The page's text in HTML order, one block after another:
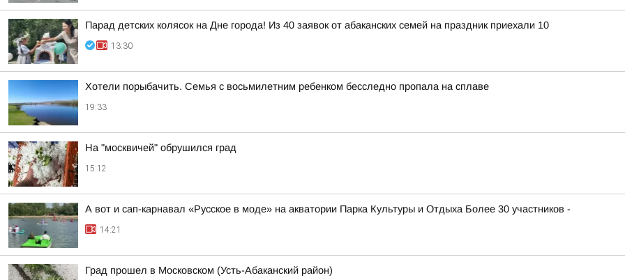
Парад детских колясок на Дне города! Из 40 заявок от абаканских семей на праздник приехали 10
13:30
Хотели порыбачить. Семья с восьмилетним ребенком бесследно пропала на сплаве
19:33
На "москвичей" обрушился град
15:12
А вот и сап-карнавал «Русское в моде» на акватории Парка Культуры и Отдыха Более 30 участников -
14:21
Град прошел в Московском (Усть-Абаканский район)